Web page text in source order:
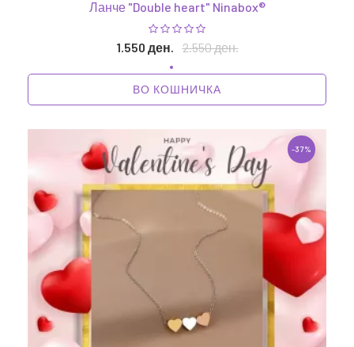
Ланче "Double heart" Ninabox®
1.550 ден. 2.550 ден.
ВО КОШНИЧКА
-37%